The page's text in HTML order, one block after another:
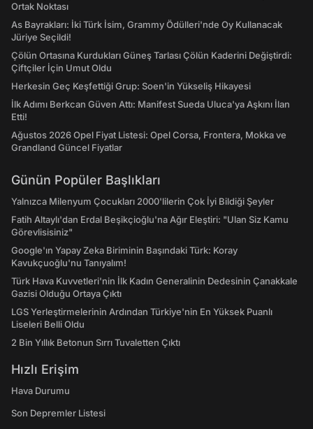
Ortak Noktası
As Bayrakları: İki Türk İsim, Grammy Ödülleri'nde Oy Kullanacak
Jüriye Seçildi!
Çölün Ortasına Kurdukları Güneş Tarlası Çölün Kaderini Değiştirdi:
Çiftçiler İçin Umut Oldu
Herkesin Geç Keşfettiği Grup: Soen'in Yükseliş Hikayesi
İlk Adımı Berkcan Güven Attı: Manifest Sueda Uluca'ya Aşkını İlan
Etti!
Ağustos 2026 Opel Fiyat Listesi: Opel Corsa, Frontera, Mokka ve
Grandland Güncel Fiyatlar
Günün Popüler Başlıkları
Yalnızca Milenyum Çocukları 2000'lilerin Çok İyi Bildiği Şeyler
Fatih Altaylı'dan Erdal Beşikçioğlu'na Ağır Eleştiri: "Ulan Siz Kamu
Görevlisisiniz"
Google'ın Yapay Zeka Biriminin Başındaki Türk: Koray
Kavukçuoğlu'nu Tanıyalım!
Türk Hava Kuvvetleri'nin İlk Kadın Generalinin Dedesinin Çanakkale
Gazisi Olduğu Ortaya Çıktı
LGS Yerleştirmelerinin Ardından Türkiye'nin En Yüksek Puanlı
Liseleri Belli Oldu
2 Bin Yıllık Betonun Sırrı Tuvaletten Çıktı
Hızlı Erişim
Hava Durumu
Son Depremler Listesi